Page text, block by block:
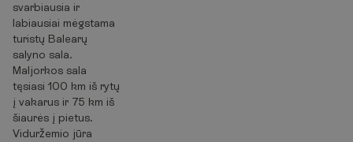
svarbiausia ir
labiausiai mėgstama
turistų Balearų
salyno sala.
Maljorkos sala
tęsiasi 100 km iš rytų
į vakarus ir 75 km iš
šiaurės į pietus.
Viduržemio jūra